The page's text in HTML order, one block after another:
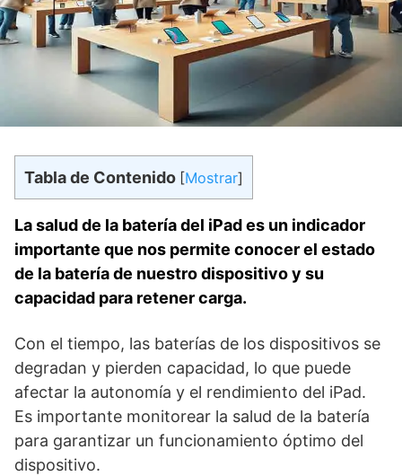
Tabla de Contenido [Mostrar]
La salud de la batería del iPad es un⁢ indicador
importante que⁣ nos permite conocer el estado
de la ‍batería de nuestro dispositivo y su
capacidad ⁤para retener carga.
Con el ​tiempo, las baterías‍ de los dispositivos se
degradan y​ pierden ‌capacidad, lo que puede
afectar‌ la⁤ autonomía ‌y el rendimiento del iPad.
Es importante monitorear la salud de la batería
para garantizar un funcionamiento óptimo del
dispositivo.